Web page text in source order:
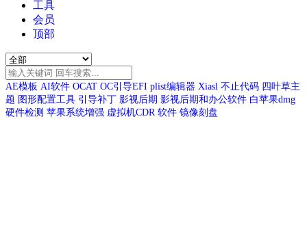
工具
会员
顶部
AE模板 AI软件 OCAT OC引导EFI plist编辑器 Xiasl 不止代码 四叶草主
题 图形配置工具 引导补丁 影视后期 影视后期和办公软件 白苹果dmg
硬件检测 苹果系统增强 虚拟机CDR 软件 镜像刻盘